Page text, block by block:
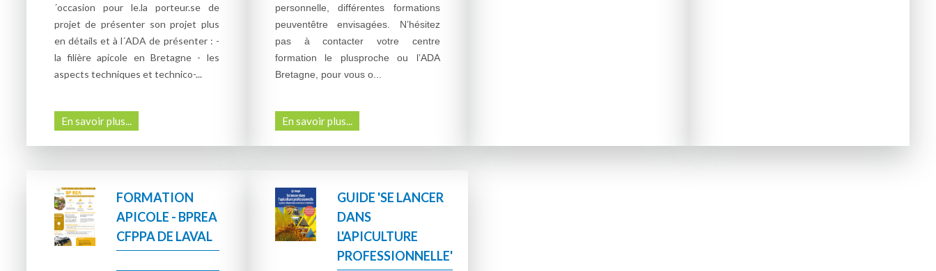
´occasion pour le.la porteur.se de
projet de présenter son projet plus
en détails et à l´ADA de présenter : -
la filière apicole en Bretagne - les
aspects techniques et technico-...
En savoir plus...
personnelle, différentes formations
peuventêtre envisagées. N’hésitez
pas à contacter votre centre
formation le plusproche ou l’ADA
Bretagne, pour vous o...
En savoir plus...
FORMATION
APICOLE - BPREA
CFPPA DE LAVAL
GUIDE 'SE LANCER
DANS
L'APICULTURE
PROFESSIONNELLE'